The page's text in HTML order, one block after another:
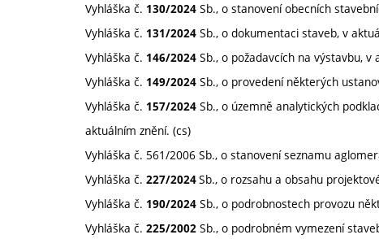
Vyhláška č. 130/2024 Sb., o stanovení obecních
Vyhláška č. 131/2024 Sb., o dokumentaci staveb, v
Vyhláška č. 146/2024 Sb., o požadavcích na výstavbu, v
Vyhláška č. 149/2024 Sb., o provedení některých
Vyhláška č. 157/2024 Sb., o územně analytických
aktuálním znění. (cs)
Vyhláška č. 561/2006 Sb., o stanovení seznamu
Vyhláška č. 227/2024Sb., o rozsahu a obsahu
Vyhláška č. 190/2024 Sb., o podrobnostech provozu
Vyhláška č. 225/2002 Sb., o podrobném vymezení